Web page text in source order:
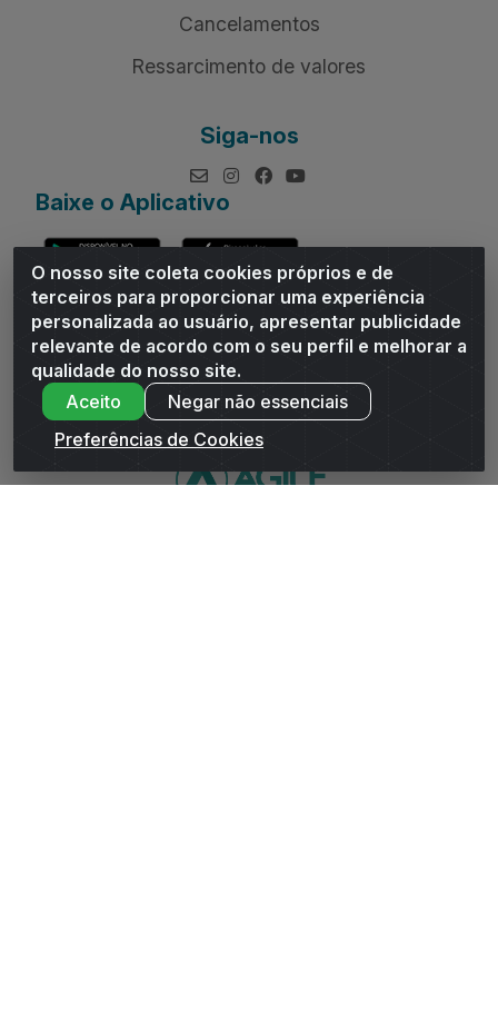
O nosso site coleta cookies próprios e de
terceiros para proporcionar uma experiência
personalizada ao usuário, apresentar publicidade
relevante de acordo com o seu perfil e melhorar a
qualidade do nosso site.
Aceito
Negar não essenciais
Preferências de Cookies
Cancelamentos
Ressarcimento de valores
Siga-nos
Baixe o Aplicativo
Andrade Distribuidor - ROD AL 110, n° 1401 - Sitio Moco,
Arapiraca/AL - CEP 57319-300 - CNPJ 10.667.481/0001-47